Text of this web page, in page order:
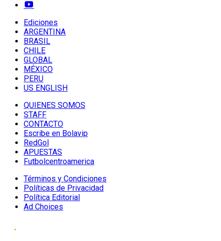
Ediciones
ARGENTINA
BRASIL
CHILE
GLOBAL
MÉXICO
PERU
US ENGLISH
QUIENES SOMOS
STAFF
CONTACTO
Escribe en Bolavip
RedGol
APUESTAS
Futbolcentroamerica
Términos y Condiciones
Políticas de Privacidad
Política Editorial
Ad Choices